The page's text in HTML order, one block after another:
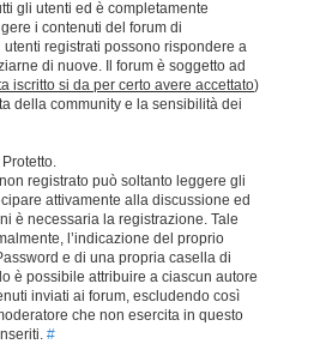
gli utenti ed è completamente
i contenuti del forum di
registrati possono rispondere a
di nuove. Il forum è soggetto ad
iscritto si da per certo avere accettato)
della community e la sensibilità dei
registrato può soltanto leggere gli
attivamente alla discussione ed
è necessaria la registrazione. Tale
l’indicazione del proprio
e di una propria casella di
è possibile attribuire a ciascun autore
inviati ai forum, escludendo così
che non esercita in questo
#